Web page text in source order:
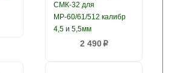
СМК-32 для
МР-60/61/512 калибр
4,5 и 5,5мм
2 490p